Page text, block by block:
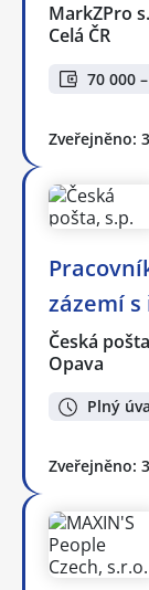
MarkZPro
Celá ČR
70 000
Zveřejněno:
zázemí
Česká
Opava
Plný
Zveřejněno: